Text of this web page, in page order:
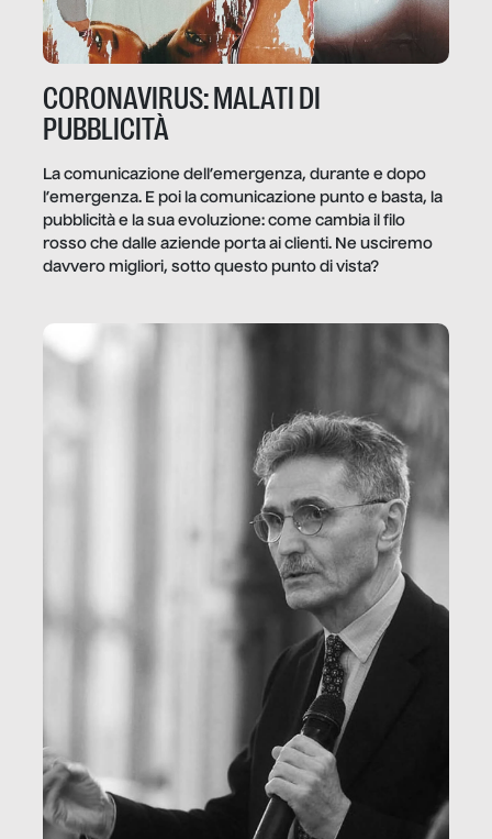
CORONAVIRUS: MALATI DI
PUBBLICITÀ
La comunicazione dell’emergenza, durante e dopo
l’emergenza. E poi la comunicazione punto e basta, la
pubblicità e la sua evoluzione: come cambia il filo
rosso che dalle aziende porta ai clienti. Ne usciremo
davvero migliori, sotto questo punto di vista?